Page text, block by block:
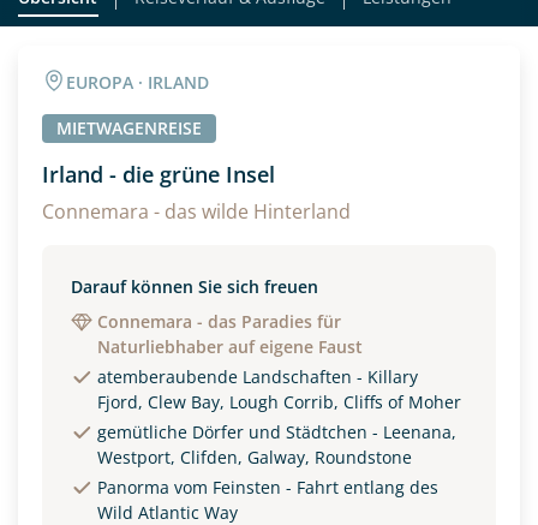
EUROPA · IRLAND
MIETWAGENREISE
Irland - die grüne Insel
Connemara - das wilde Hinterland
Darauf können Sie sich freuen
Connemara - das Paradies für
Naturliebhaber auf eigene Faust
atemberaubende Landschaften - Killary
Fjord, Clew Bay, Lough Corrib, Cliffs of Moher
gemütliche Dörfer und Städtchen - Leenana,
Westport, Clifden, Galway, Roundstone
Panorma vom Feinsten - Fahrt entlang des
Wild Atlantic Way
Alter
Unterkunft
EZ Familienzimmer
Reisebeginn
Option 2